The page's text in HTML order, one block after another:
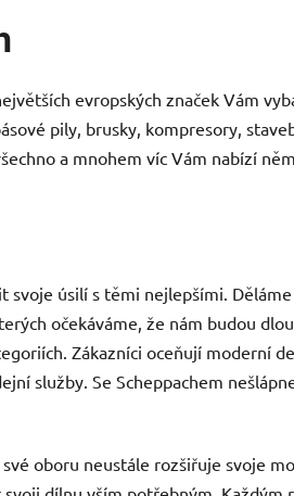
evropských značek Vám
pily, brusky, kompresory,
a mnohem víc Vám nabízí
svoje úsilí s těmi nejlepšími.
očekáváme, že nám budou
Zákazníci oceňují moderní
služby. Se Scheppachem
oboru neustále rozšiřuje svoje